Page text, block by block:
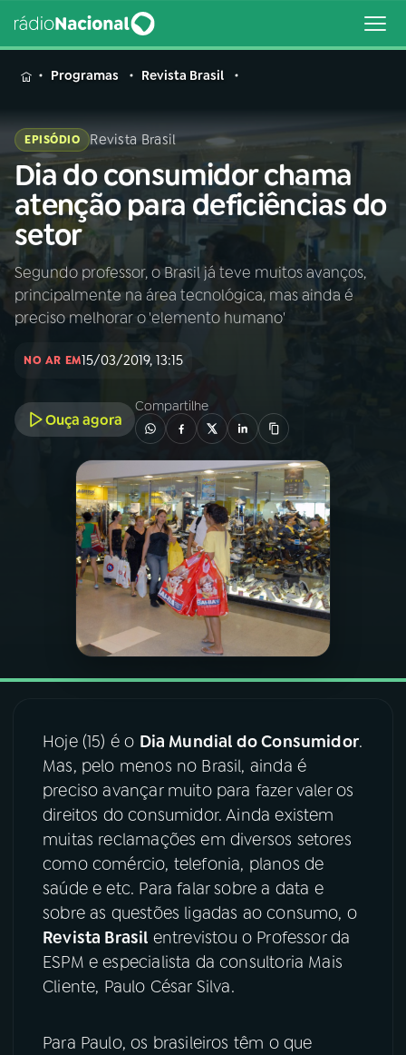
MENU
Buscar
na
Rádio
Nacional
Buscar
AO VIVO
PROGRAMAS
PODCASTS
VIDEOCASTS
08FESTIVAL DE MÚSICA
ACOMPANHE A RÁDIO NACIONAL
YouTube Facebook
Instagram X
TikTok
Programas Revista Brasil
EPISÓDIO Revista Brasil
Dia do consumidor chama
atenção para deficiências do
setor
Segundo professor, o Brasil já teve muitos avanços,
principalmente na área tecnológica, mas ainda é
preciso melhorar o 'elemento humano'
NO AR EM15/03/2019, 13:15
Ouça agora
Compartilhe
Hoje (15) é o Dia Mundial do Consumidor.
Mas, pelo menos no Brasil, ainda é
preciso avançar muito para fazer valer os
direitos do consumidor. Ainda existem
muitas reclamações em diversos setores
como comércio, telefonia, planos de
saúde e etc. Para falar sobre a data e
sobre as questões ligadas ao consumo, o
Revista Brasil entrevistou o Professor da
ESPM e especialista da consultoria Mais
Cliente, Paulo César Silva.
Para Paulo, os brasileiros têm o que